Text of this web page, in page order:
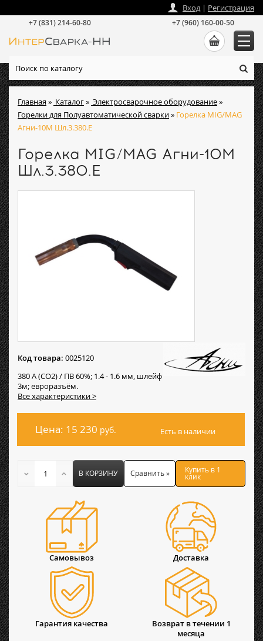
Главная» Каталог» Электросварочное оборудование»
Горелки для Полуавтоматической сварки» Горелка MIG/MAG
Агни-10М Шл.3.380.Е
Горелка MIG/MAG Агни-10М
Шл.3.380.Е
Код товара: 0025120
380 А (СО2) / ПВ 60%; 1.4 - 1.6 мм, шлейф
3м; евроразъём.
Все характеристики >
Цена: 15 230 руб. Есть в наличии
В КОРЗИНУ Сравнить » Купить в 1
клик
Самовывоз Доставка
Гарантия качества
Возврат в течении 1
месяца
Вход| Регистрация
+7 (831) 214-60-80 +7 (960) 160-00-50